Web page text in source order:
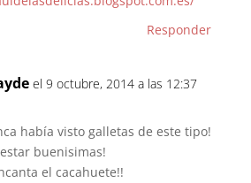
Responder
el 9 octubre, 2014 a las 12:37
había visto galletas de este tipo!
buenisimas!
el cacahuete!!